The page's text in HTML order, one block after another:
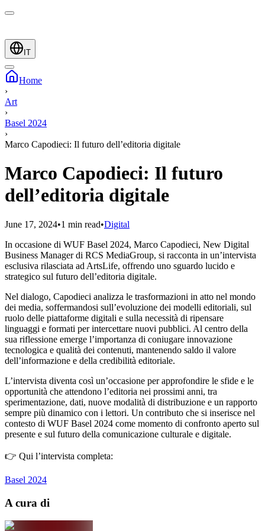
IT
Home
›
Art
›
Basel 2024
›
Marco Capodieci: Il futuro dell’editoria digitale
Marco Capodieci: Il futuro
dell’editoria digitale
June 17, 2024•1 min read•Digital
In occasione di WUF Basel 2024, Marco Capodieci, New Digital
Business Manager di RCS MediaGroup, si racconta in un’intervista
esclusiva rilasciata ad ArtsLife, offrendo uno sguardo lucido e
strategico sul futuro dell’editoria digitale.
Nel dialogo, Capodieci analizza le trasformazioni in atto nel mondo
dei media, soffermandosi sull’evoluzione dei modelli editoriali, sul
ruolo delle piattaforme digitali e sulla necessità di ripensare
linguaggi e formati per intercettare nuovi pubblici. Al centro della
sua riflessione emerge l’importanza di coniugare innovazione
tecnologica e qualità dei contenuti, mantenendo saldo il valore
dell’informazione e della credibilità editoriale.
L’intervista diventa così un’occasione per approfondire le sfide e le
opportunità che attendono l’editoria nei prossimi anni, tra
sperimentazione, dati, nuove modalità di distribuzione e un rapporto
sempre più dinamico con i lettori. Un contributo che si inserisce nel
contesto di WUF Basel 2024 come momento di confronto aperto sul
presente e sul futuro della comunicazione culturale e digitale.
👉 Qui l’intervista completa:
Basel 2024
A cura di